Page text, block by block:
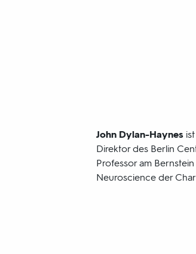
John Dylan-Haynesist
Direktor des Berlin
Professor am
Neuroscience der